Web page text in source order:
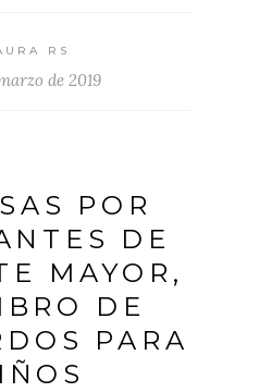
RS
de 2019
POR
DE
MAYOR,
DE
PARA